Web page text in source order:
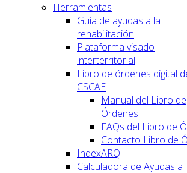
Herramientas
Guía de ayudas a la
rehabilitación
Plataforma visado
interterritorial
Libro de órdenes digital
CSCAE
Manual del Libro de
Órdenes
FAQs del Libro de
Contacto Libro de
IndexARQ
Calculadora de Ayudas a